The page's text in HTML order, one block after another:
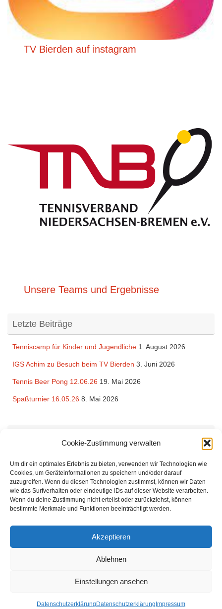
Cookie-Zustimmung verwalten
Um dir ein optimales Erlebnis zu bieten, verwenden wir Technologien wie
Cookies, um Geräteinformationen zu speichern und/oder darauf
zuzugreifen. Wenn du diesen Technologien zustimmst, können wir Daten
wie das Surfverhalten oder eindeutige IDs auf dieser Website verarbeiten.
Wenn du deine Zustimmung nicht erteilst oder zurückziehst, können
bestimmte Merkmale und Funktionen beeinträchtigt werden.
Akzeptieren
Ablehnen
Einstellungen ansehen
Datenschutzerklärung Datenschutzerklärung Impressum
TV Bierden auf instagram
Unsere Teams und Ergebnisse
Letzte Beiträge
Tenniscamp für Kinder und Jugendliche 1. August 2026
IGS Achim zu Besuch beim TV Bierden 3. Juni 2026
Tennis Beer Pong 12.06.26 19. Mai 2026
Spaßturnier 16.05.26 8. Mai 2026
e.V.
Familien und Einzelmitglieder. Unsere Mitglieder kommen aus Achim, Oyten,
Der Verein Termine
Kinder & Jugend
Präsentiert vonTempera&WordPress.